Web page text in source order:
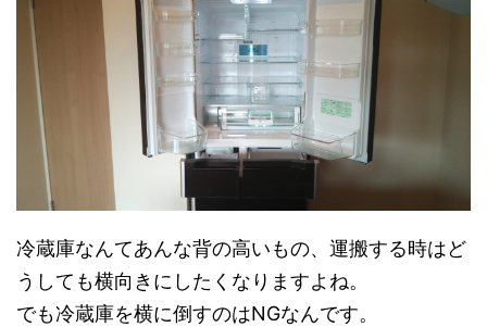
冷蔵庫なんてあんな背の高いもの、運搬する時はど
うしても横向きにしたくなりますよね。
でも冷蔵庫を横に倒すのはNGなんです。